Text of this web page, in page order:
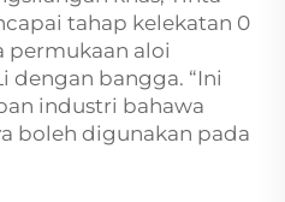
tahap kelekatan 0
aloi
dengan bangga. “Ini
industri bahawa
boleh digunakan pada